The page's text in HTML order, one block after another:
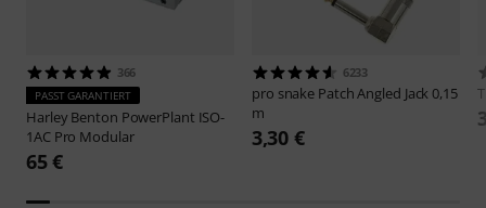
366
PASST GARANTIERT
Harley Benton PowerPlant ISO-
1AC Pro Modular
65 €
6233
pro snake Patch Angled Jack 0,15
m
3,30 €